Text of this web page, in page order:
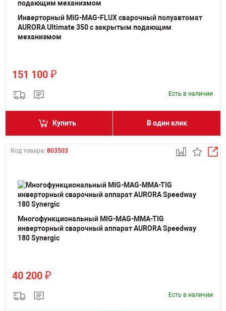
Инверторный MIG-MAG-FLUX сварочный полуавтомат
AURORA Ultimate 350 с закрытым подающим
механизмом
151 100 ₽
Есть в наличии
Купить В один клик
Код товара: 803503
Многофункциональный MIG-MAG-MMA-TIG
инверторный сварочный аппарат AURORA Speedway
180 Synergic
40 200 ₽
Есть в наличии